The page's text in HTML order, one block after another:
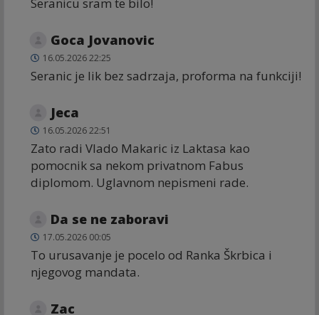
Goca Jovanovic
16.05.2026 22:25
Seranic je lik bez sadrzaja, proforma na funkciji!
Jeca
16.05.2026 22:51
Zato radi Vlado Makaric iz Laktasa kao
pomocnik sa nekom privatnom Fabus
diplomom. Uglavnom nepismeni rade.
Da se ne zaboravi
17.05.2026 00:05
To urusavanje je pocelo od Ranka Škrbica i
njegovog mandata.
Zac